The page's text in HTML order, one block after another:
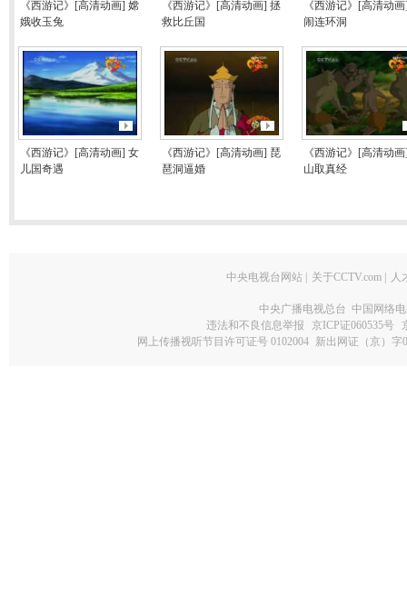
《西游记》[高清动画] 嫦
娥收玉兔
《西游记》[高清动画] 拯
救比丘国
《西游记》[高清动
闹连环洞
《西游记》[高清动画] 女
儿国奇遇
《西游记》[高清动画] 琵
琶洞逼婚
《西游记》[高清动
山取真经
中央电视台网站 关于CCTV.com 人
中央广播电视总台 中国网络
违法和不良信息举报
京ICP证060535号
网上传播视听节目许可证号 0102004 新出网证（京）